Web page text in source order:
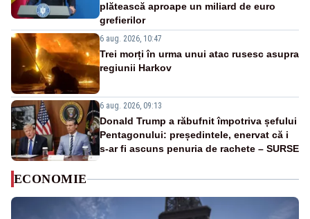
plătească aproape un miliard de euro
grefierilor
6 aug. 2026, 10:47
Trei morți în urma unui atac rusesc asupra
regiunii Harkov
6 aug. 2026, 09:13
Donald Trump a răbufnit împotriva șefului
Pentagonului: președintele, enervat că i
s-ar fi ascuns penuria de rachete – SURSE
ECONOMIE